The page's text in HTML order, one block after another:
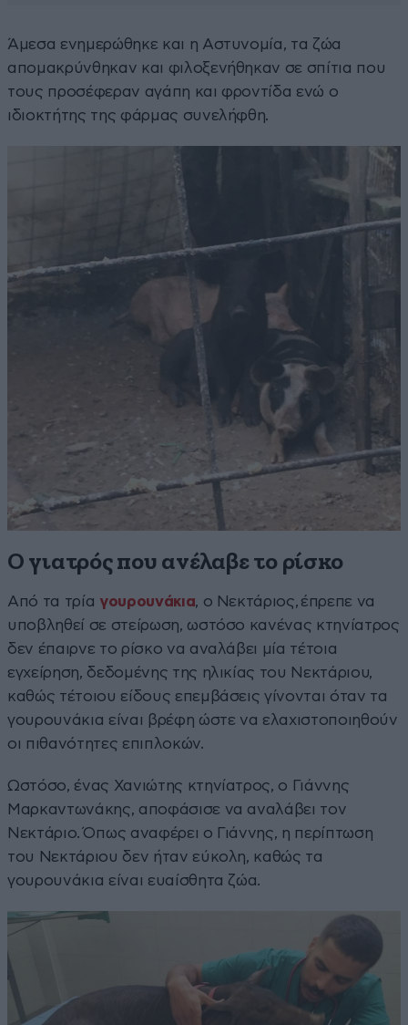
Άμεσα ενημερώθηκε και η Αστυνομία, τα ζώα
απομακρύνθηκαν και φιλοξενήθηκαν σε σπίτια που
τους προσέφεραν αγάπη και φροντίδα ενώ ο
ιδιοκτήτης της φάρμας συνελήφθη.
Ο γιατρός που ανέλαβε το ρίσκο
Από τα τρία γουρουνάκια, ο Νεκτάριος, έπρεπε να
υποβληθεί σε στείρωση, ωστόσο κανένας κτηνίατρος
δεν έπαιρνε το ρίσκο να αναλάβει μία τέτοια
εγχείρηση, δεδομένης της ηλικίας του Νεκτάριου,
καθώς τέτοιου είδους επεμβάσεις γίνονται όταν τα
γουρουνάκια είναι βρέφη ώστε να ελαχιστοποιηθούν
οι πιθανότητες επιπλοκών.
Ωστόσο, ένας Χανιώτης κτηνίατρος, ο Γιάννης
Μαρκαντωνάκης, αποφάσισε να αναλάβει τον
Νεκτάριο. Όπως αναφέρει ο Γιάννης, η περίπτωση
του Νεκτάριου δεν ήταν εύκολη, καθώς τα
γουρουνάκια είναι ευαίσθητα ζώα.